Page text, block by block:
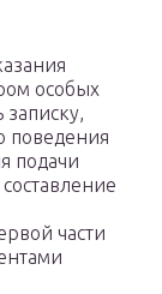
особых
поведения
подачи
части